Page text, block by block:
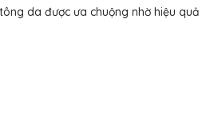
da được ưa chuộng nhờ hiệu quả